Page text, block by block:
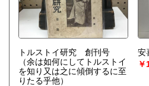
トルストイ研究 創刊号
（余は如何にしてトルストイ
を知り又は之に傾倒するに至
りたる乎他）
安
￥